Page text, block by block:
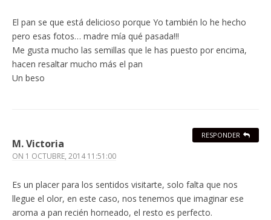
El pan se que está delicioso porque Yo también lo he hecho
pero esas fotos… madre mía qué pasada!!!
Me gusta mucho las semillas que le has puesto por encima,
hacen resaltar mucho más el pan
Un beso
M. Victoria
ON 1 OCTUBRE, 2014 11:51:00
Es un placer para los sentidos visitarte, solo falta que nos
llegue el olor, en este caso, nos tenemos que imaginar ese
aroma a pan recién horneado, el resto es perfecto.
RESPONDER